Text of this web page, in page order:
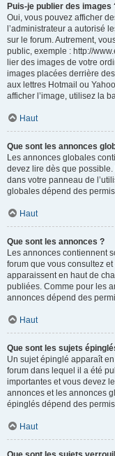
Puis-je publier des images
Oui, vous pouvez afficher
l’administrateur a autorisé
sur le forum. Autrement,
public, exemple : http://
lier des images de votre
images placées derrière
aux lettres Hotmail ou
afficher l’image, utilisez la
Haut
Que sont les annonces
Les annonces globales
devez lire dès que
dans votre panneau de
globales dépend des
Haut
Que sont les annonces ?
Les annonces contiennent
forum que vous consultez
apparaissent en haut de
publiées. Comme pour les
annonces dépend des
Haut
Que sont les sujets
Un sujet épinglé apparaît
forum dans lequel il a été
importantes et vous devez
annonces et les annonces
épinglés dépend des
Haut